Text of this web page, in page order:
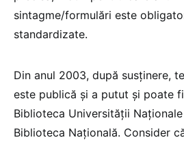
sintagme/formulări este
standardizate.
Din anul 2003, după susținere,
este publică și a putut și poate
Biblioteca Universității
Biblioteca Națională. Consider